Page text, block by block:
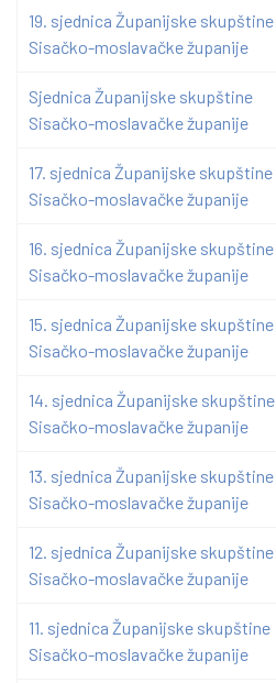
19. sjednica Županijske skupštine
Sisačko-moslavačke županije
Sjednica Županijske skupštine
Sisačko-moslavačke županije
17. sjednica Županijske skupštine
Sisačko-moslavačke županije
16. sjednica Županijske skupštine
Sisačko-moslavačke županije
15. sjednica Županijske skupštine
Sisačko-moslavačke županije
14. sjednica Županijske skupštine
Sisačko-moslavačke županije
13. sjednica Županijske skupštine
Sisačko-moslavačke županije
12. sjednica Županijske skupštine
Sisačko-moslavačke županije
11. sjednica Županijske skupštine
Sisačko-moslavačke županije